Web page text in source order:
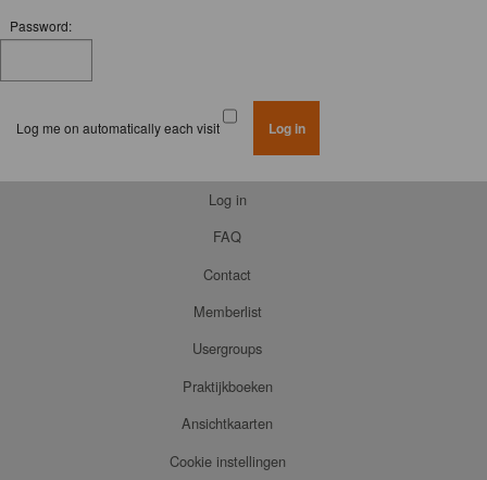
Password:
Log me on automatically each visit
Log in
FAQ
Contact
Memberlist
Usergroups
Praktijkboeken
Ansichtkaarten
Cookie instellingen